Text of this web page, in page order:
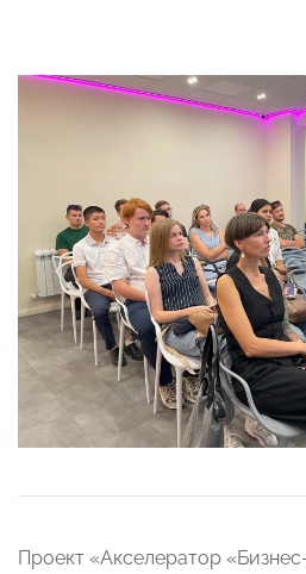
Проект «Акселератор